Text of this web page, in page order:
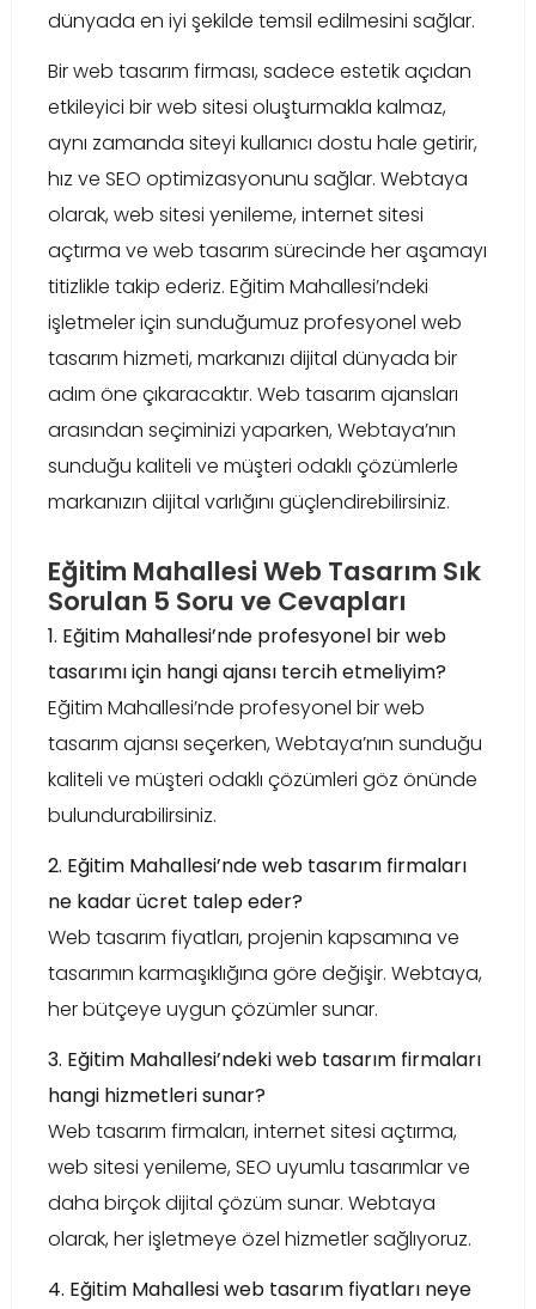
dünyada en iyi şekilde temsil edilmesini sağlar.
Bir web tasarım firması, sadece estetik açıdan
etkileyici bir web sitesi oluşturmakla kalmaz,
aynı zamanda siteyi kullanıcı dostu hale getirir,
hız ve SEO optimizasyonunu sağlar. Webtaya
olarak, web sitesi yenileme, internet sitesi
açtırma ve web tasarım sürecinde her aşamayı
titizlikle takip ederiz. Eğitim Mahallesi’ndeki
işletmeler için sunduğumuz profesyonel web
tasarım hizmeti, markanızı dijital dünyada bir
adım öne çıkaracaktır. Web tasarım ajansları
arasından seçiminizi yaparken, Webtaya’nın
sunduğu kaliteli ve müşteri odaklı çözümlerle
markanızın dijital varlığını güçlendirebilirsiniz.
Eğitim Mahallesi Web Tasarım Sık
Sorulan 5 Soru ve Cevapları
1. Eğitim Mahallesi’nde profesyonel bir web
tasarımı için hangi ajansı tercih etmeliyim?
Eğitim Mahallesi’nde profesyonel bir web
tasarım ajansı seçerken, Webtaya’nın sunduğu
kaliteli ve müşteri odaklı çözümleri göz önünde
bulundurabilirsiniz.
2. Eğitim Mahallesi’nde web tasarım firmaları
ne kadar ücret talep eder?
Web tasarım fiyatları, projenin kapsamına ve
tasarımın karmaşıklığına göre değişir. Webtaya,
her bütçeye uygun çözümler sunar.
3. Eğitim Mahallesi’ndeki web tasarım firmaları
hangi hizmetleri sunar?
Web tasarım firmaları, internet sitesi açtırma,
web sitesi yenileme, SEO uyumlu tasarımlar ve
daha birçok dijital çözüm sunar. Webtaya
olarak, her işletmeye özel hizmetler sağlıyoruz.
4. Eğitim Mahallesi web tasarım fiyatları neye